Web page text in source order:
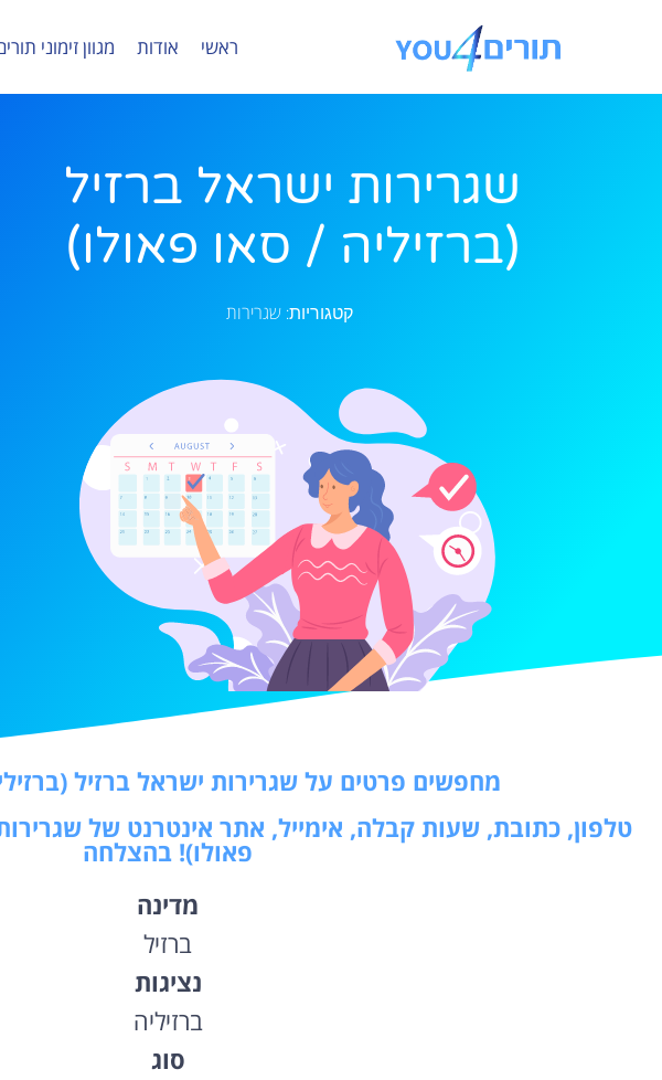
ראשי אודות מגוון זימוני
שגרירות ישראל ברזיל
(ברזיליה / סאו פאולו)
קטגוריות: שגרירות
מחפשים פרטים על שגרירות ישראל ברזיל
טלפון, כתובת, שעות קבלה, אימייל, אתר אינטרנט של
פאולו)! בהצלחה
מדינה
ברזיל
נציגות
ברזיליה
סוג